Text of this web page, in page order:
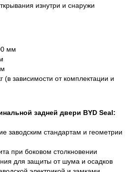
изнутри и снаружи
мм
(в зависимости от комплектации и
задней двери BYD Seal:
заводским стандартам и геометрии
при боковом столкновении
для защиты от шума и осадков